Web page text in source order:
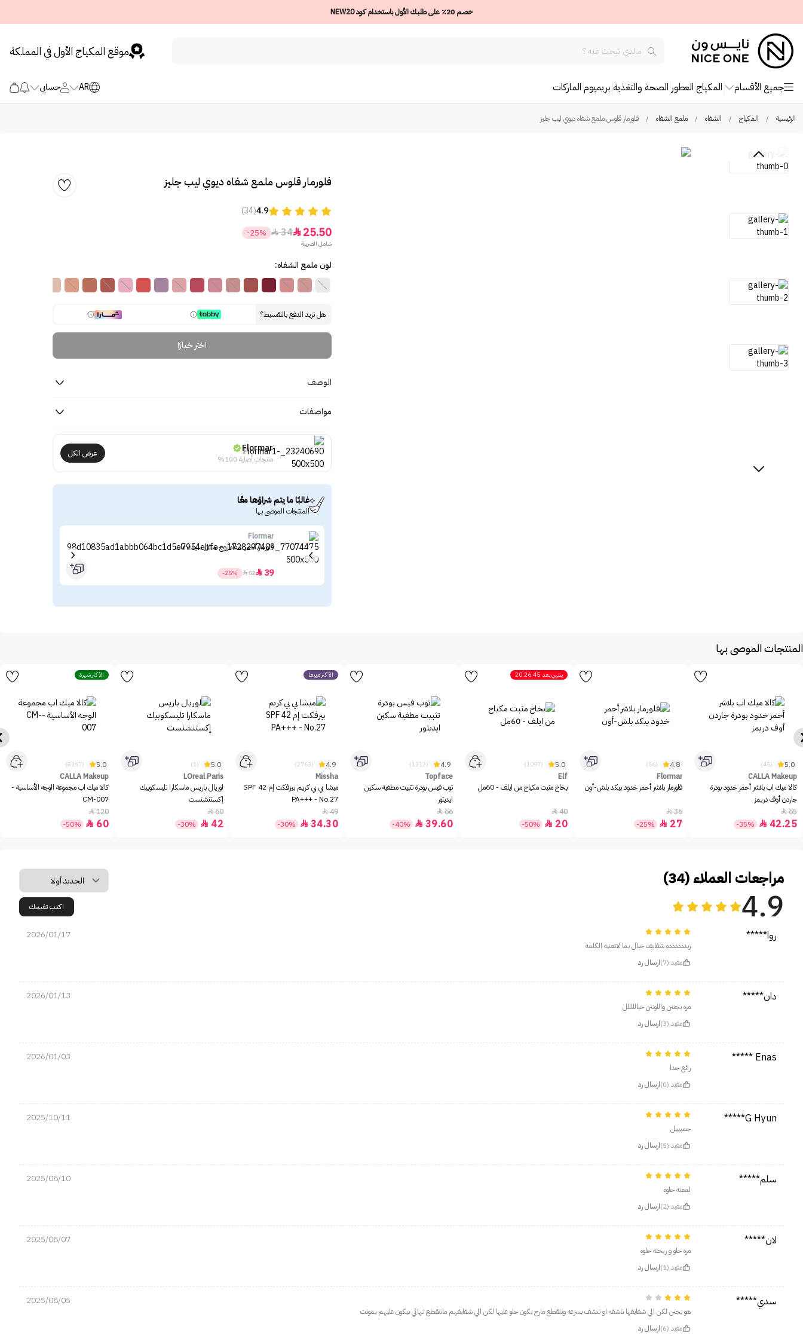
خصم 20٪ على طلبك الأول باستخدام كود NEW20
موقع المكياج الأول في المملكة
جميع الأقسام المكياج العطور الصحة والتغذية بريميوم الماركات AR حسابي
الرئيسية / المكياج / الشفاه / ملمع الشفاه / فلورمار قلوس ملمع شفاه ديوي ليب جليز
فلورمار قلوس ملمع شفاه ديوي ليب جليز
4.9
(34)
25.50

34

-25%
شامل الضريبة
لون ملمع الشفاه:
هل تريد الدفع بالتقسيط؟
اختر خيارًا
الوصف
مواصفات
Flormar
منتجات أصلية 100%
عرض الكل
غالبًا ما يتم شراؤها معًا
المنتجات الموصى بها
Flormar
فلورمار أحمر شفاه روج سائل سيلك مات
39

52

-25%
المنتجات الموصى بها
5.0
(45)
CALLA Makeup
كالا ميك اب بلاشر أحمر خدود بودرة
جاردن أوف دريمز
65

42.25

-35%
4.8
(56)
Flormar
فلورمار بلاشر أحمر خدود بيكد بلش-أون
36

27

-25%
ينتهي بعد 20:26:45
5.0
(1097)
Elf
بخاخ مثبت مكياج من ايلف - 60مل
40

20

-50%
4.9
(1312)
Topface
توب فيس بودرة تثبيت مطفية سكين
ايديتور
66

39.60

-40%
الأكثر مبيعاً
4.9
(2763)
Missha
ميشا بي بي كريم بيرفكت إم SPF 42
PA+++ - No.27
49

34.30

-30%
5.0
(1)
LOreal Paris
لوريال باريس ماسكارا تليسكوبيك
إكستنشنست
60

42

-30%
الأكثر شهرة
5.0
(8367)
CALLA Makeup
كالا ميك اب مجموعة الوجه الأساسية -
CM-007
120

60

-50%
مراجعات العملاء (34)
4.9 اكتب تقيمك
روا***** 2026/01/17
زبدددددده شفايف خيال بما لاتعنيه الكلمه
مفيد (7)
ارسال رد
دان***** 2026/01/13
مره بجننن واللوننن خيالللللل
مفيد (3)
ارسال رد
Enas *****
2026/01/03
رائع جدا
مفيد (0)
ارسال رد
G Hyun*****
2025/10/11
جمييييل
مفيد (5)
ارسال رد
سلم***** 2025/08/10
لمعته حلوه
مفيد (2)
ارسال رد
لان***** 2025/08/07
مره حلو و ريحته حلوه
مفيد (1)
ارسال رد
سدي***** 2025/08/05
هو يجنن لكن الي شفايفها ناشفه او تنشف بسرعه وتتقطع مارح يكون حلو عليها لكن الي شفايفهم ماتتقطع نهائي بيكون عليهم يموتت
مفيد (6)
ارسال رد